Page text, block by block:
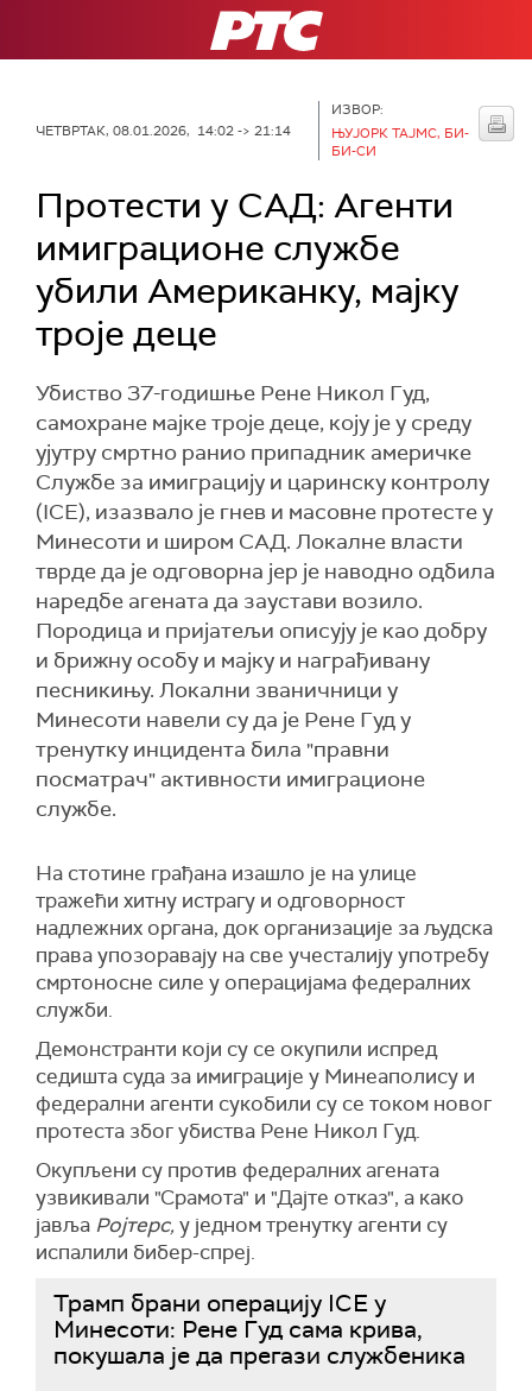
РТС
ЧЕТВРТАК, 08.01.2026, 14:02 -> 21:14
ИЗВОР:
ЊУЈОРК ТАЈМС, БИ-
БИ-СИ
Протести у САД: Агенти
имиграционе службе
убили Американку, мајку
троје деце
Убиство 37-годишње Рене Никол Гуд,
самохране мајке троје деце, коју је у среду
ујутру смртно ранио припадник америчке
Службе за имиграцију и царинску контролу
(ICE), изазвало је гнев и масовне протесте у
Минесоти и широм САД. Локалне власти
тврде да је одговорна јер је наводно одбила
наредбе агената да заустави возило.
Породица и пријатељи описују је као добру
и брижну особу и мајку и награђивану
песникињу. Локални званичници у
Минесоти навели су да је Рене Гуд у
тренутку инцидента била "правни
посматрач" активности имиграционе
службе.
На стотине грађана изашло је на улице
тражећи хитну истрагу и одговорност
надлежних органа, док организације за људска
права упозоравају на све учесталију употребу
смртоносне силе у операцијама федералних
служби.
Демонстранти који су се окупили испред
седишта суда за имиграције у Минеаполису и
федерални агенти сукобили су се током новог
протеста због убиства Рене Никол Гуд.
Окупљени су против федералних агената
узвикивали "Срамота" и "Дајте отказ", а како
јавља Ројтерс, у једном тренутку агенти су
испалили бибер-спреј.
Трамп брани операцију ICE у
Минесоти: Рене Гуд сама крива,
покушала је да прегази службеника